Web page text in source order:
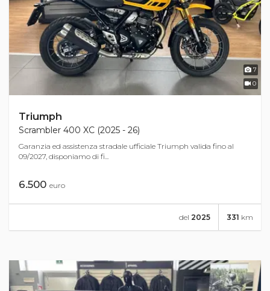
7
0
Triumph
Scrambler 400 XC (2025 - 26)
Garanzia ed assistenza stradale ufficiale Triumph valida fino al
09/2027, disponiamo di fi...
6.500 euro
331 km
del 2025